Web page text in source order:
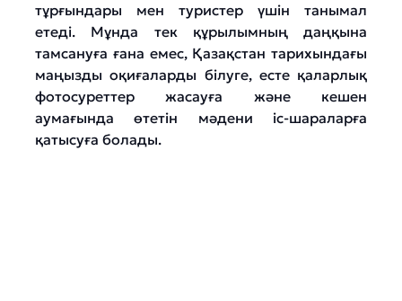
тұрғындары мен туристер үшін танымал
етеді. Мұнда тек құрылымның даңқына
тамсануға ғана емес, Қазақстан тарихындағы
маңызды оқиғаларды білуге, есте қаларлық
фотосуреттер жасауға және кешен
аумағында өтетін мәдени іс-шараларға
қатысуға болады.